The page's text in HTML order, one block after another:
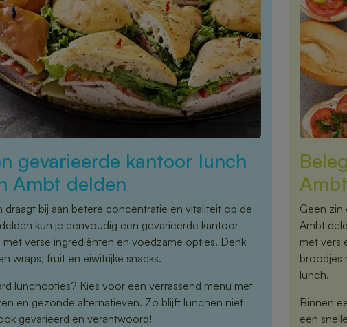
gevarieerde kantoor lunch
Ambt delden
draagt bij aan betere concentratie en vitaliteit op de
kun je eenvoudig een gevarieerde kantoor
verse ingrediënten en voedzame opties. Denk
wraps, fruit en eiwitrijke snacks.
lunchopties? Kies voor een verrassend menu met
en gezonde alternatieven. Zo blijft lunchen niet
gevarieerd en verantwoord!
Geen
Ambt
met vers
broodjes
lunch.
Binnen
een